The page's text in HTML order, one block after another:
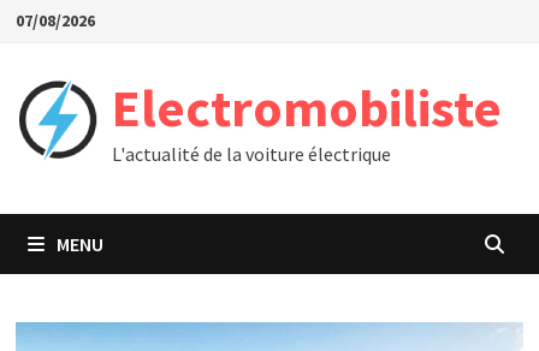
Passer
contenu
07/08/2026
Electromobiliste
L'actualité de la voiture électrique
MENU